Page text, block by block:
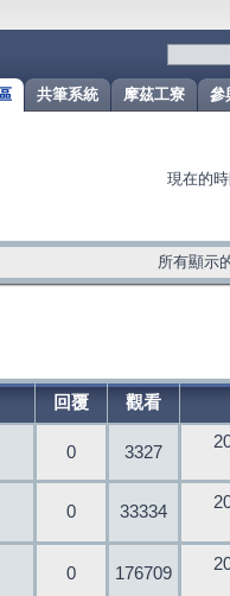
參
摩茲工寮
共筆系統
現在的
所有顯示
回覆 觀看
0 3327
0 33334
0 176709